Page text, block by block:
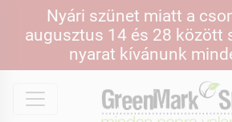
Nyári szünet miatt a
augusztus 14 és 28 között
nyarat kívánunk
menu